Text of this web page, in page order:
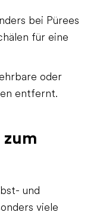
bei Pürees
für eine
oder
entfernt.
zum
und
viele